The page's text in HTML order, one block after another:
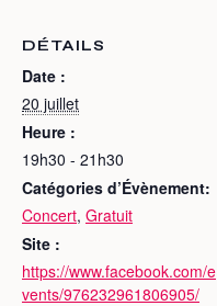
DÉTAILS
Date :
20 juillet
Heure :
19h30 - 21h30
Catégories d’Évènement:
Concert, Gratuit
Site :
https://www.facebook.com/e
vents/976232961806905/